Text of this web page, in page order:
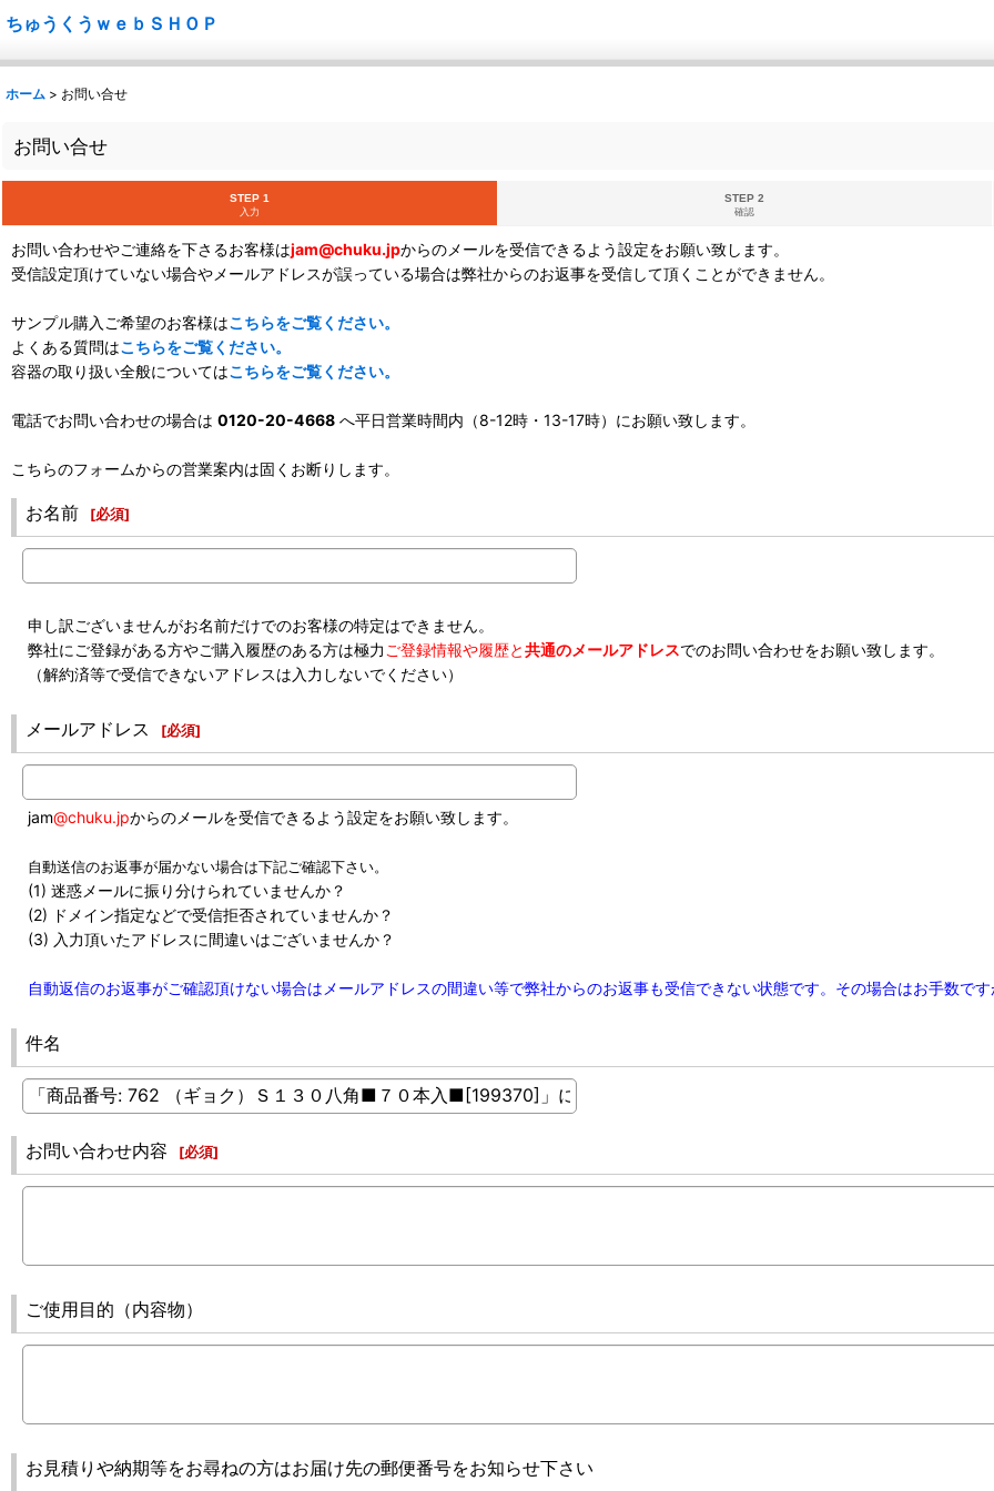
ちゅうくうｗｅｂＳＨＯＰ
ホーム > お問い合せ
お問い合せ
STEP 1
入力
STEP 2
確認
お問い合わせやご連絡を下さるお客様はjam@chuku.jpからのメールを受信できるよう設定をお願い致します。
受信設定頂けていない場合やメールアドレスが誤っている場合は弊社からのお返事を受信して頂くことができません。
サンプル購入ご希望のお客様はこちらをご覧ください。
よくある質問はこちらをご覧ください。
容器の取り扱い全般についてはこちらをご覧ください。
電話でお問い合わせの場合は 0120-20-4668 へ平日営業時間内（8-12時・13-17時）にお願い致します。
こちらのフォームからの営業案内は固くお断りします。
お名前 [必須]
申し訳ございませんがお名前だけでのお客様の特定はできません。
弊社にご登録がある方やご購入履歴のある方は極力 ご登録情報や履歴と共通のメールアドレスでのお問い合わせをお願い致します。
（解約済等で受信できないアドレスは入力しないでください）
メールアドレス [必須]
jam@chuku.jpからのメールを受信できるよう設定をお願い致します。
自動送信のお返事が届かない場合は下記ご確認下さい。
(1) 迷惑メールに振り分けられていませんか？
(2) ドメイン指定などで受信拒否されていませんか？
(3) 入力頂いたアドレスに間違いはございませんか？
自動返信のお返事がご確認頂けない場合はメールアドレスの間違い等で弊社からのお返事も受信できない状態です。その場合はお手数です
件名
お問い合わせ内容 [必須]
ご使用目的（内容物）
お見積りや納期等をお尋ねの方はお届け先の郵便番号をお知らせ下さい